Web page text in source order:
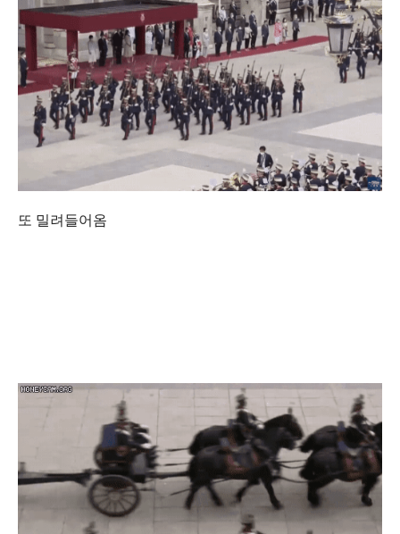
또 밀려들어옴